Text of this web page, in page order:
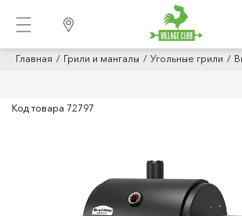
Главная Грили и мангалы Угольные грили
Код товара 72797